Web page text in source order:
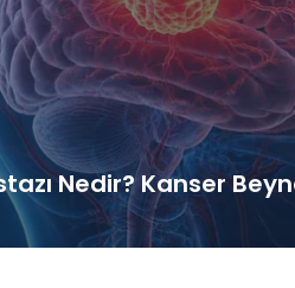
Nedir? Kanser